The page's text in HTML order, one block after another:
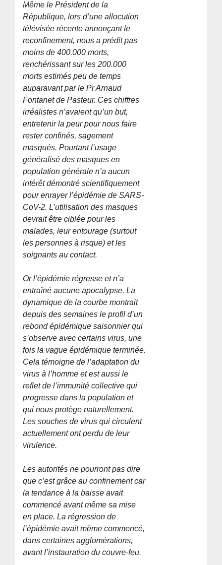
Même le Président de la
République, lors d’une allocution
télévisée récente annonçant le
reconfinement, nous a prédit pas
moins de 400.000 morts,
renchérissant sur les 200.000
morts estimés peu de temps
auparavant par le Pr Arnaud
Fontanet de Pasteur. Ces chiffres
irréalistes n’avaient qu’un but,
entretenir la peur pour nous faire
rester confinés, sagement
masqués. Pourtant l’usage
généralisé des masques en
population générale n’a aucun
intérêt démontré scientifiquement
pour enrayer l’épidémie de SARS-
CoV-2. L’utilisation des masques
devrait être ciblée pour les
malades, leur entourage (surtout
les personnes à risque) et les
soignants au contact.
Or l’épidémie régresse et n’a
entraîné aucune apocalypse. La
dynamique de la courbe montrait
depuis des semaines le profil d’un
rebond épidémique saisonnier qui
s’observe avec certains virus, une
fois la vague épidémique terminée.
Cela témoigne de l’adaptation du
virus à l’homme et est aussi le
reflet de l’immunité collective qui
progresse dans la population et
qui nous protège naturellement.
Les souches de virus qui circulent
actuellement ont perdu de leur
virulence.
Les autorités ne pourront pas dire
que c’est grâce au confinement car
la tendance à la baisse avait
commencé avant même sa mise
en place. La régression de
l’épidémie avait même commencé,
dans certaines agglomérations,
avant l’instauration du couvre-feu.